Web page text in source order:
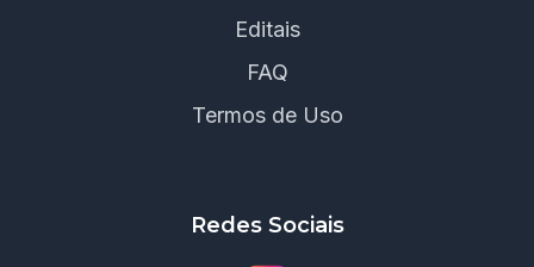
Editais
FAQ
Termos de Uso
Redes Sociais